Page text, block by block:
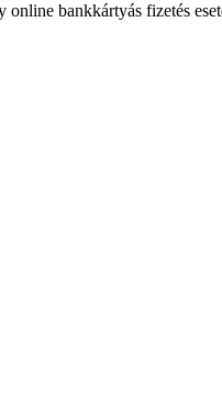
bankkártyás fizetés